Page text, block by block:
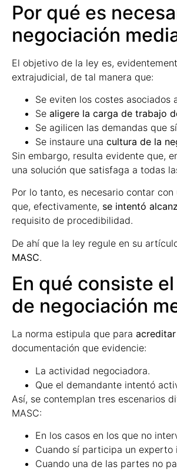
Por qué es
negociación
El objetivo de la ley es,
extrajudicial, de tal manera que:
Se eviten los costes asociados
Se aligere la carga de trabajo
Se agilicen las demandas que
Se instaure una cultura de la
Sin embargo, resulta evidente que,
una solución que satisfaga a todas
Por lo tanto, es necesario contar
que, efectivamente, se intentó
requisito de procedibilidad.
De ahí que la ley regule en su
MASC.
En qué consiste
de negociación
La norma estipula que para
documentación que evidencie:
La actividad negociadora.
Que el demandante intentó
Así, se contemplan tres escenarios
MASC:
En los casos en los que no
Cuando sí participa un experto
Cuando una de las partes no